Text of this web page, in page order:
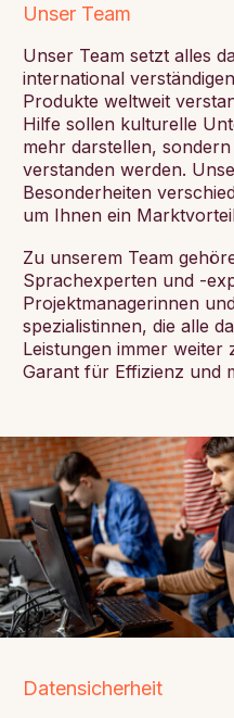
Unser Team
Unser Team setzt alles
international
Produkte weltweit
Hilfe sollen kulturelle
mehr darstellen,
verstanden werden.
Besonderheiten
um Ihnen ein
Zu unserem Team
Sprachexperten und -
Projektmanagerinnen
spezialistinnen, die alle
Leistungen immer weiter
Garant für Effizienz und
Datensicherheit